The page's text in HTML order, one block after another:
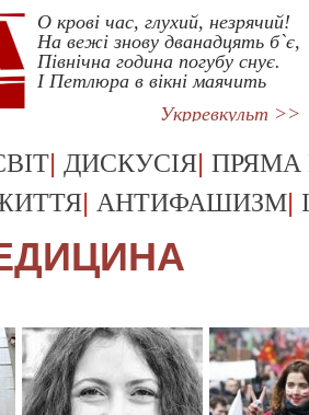
О крові час, глухий, незрячий!
На вежі знову дванадцять б`є,
Північна година погубу снує.
І Петлюра в вікні маячить
Укрревкульт >>
| ДИСКУСІЯ| ПРЯМА
| АНТИФАШИЗМ|